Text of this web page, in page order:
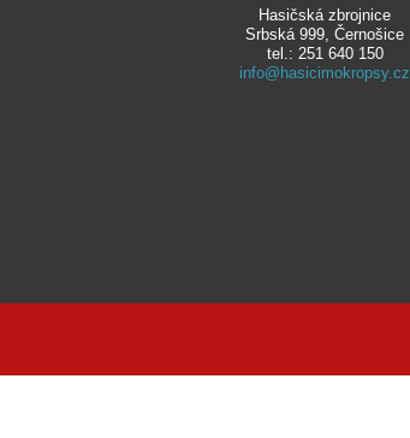
Hasičská zbrojnice
Srbská 999, Černošice
tel.: 251 640 150
info@hasicimokropsy.cz